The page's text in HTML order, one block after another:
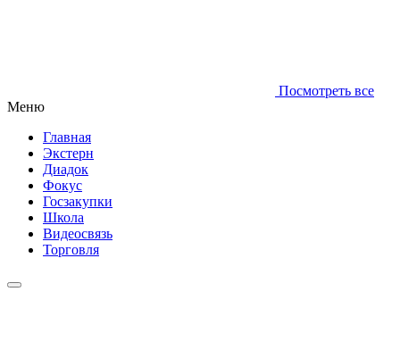
Посмотреть все
Меню
Главная
Экстерн
Диадок
Фокус
Госзакупки
Школа
Видеосвязь
Торговля